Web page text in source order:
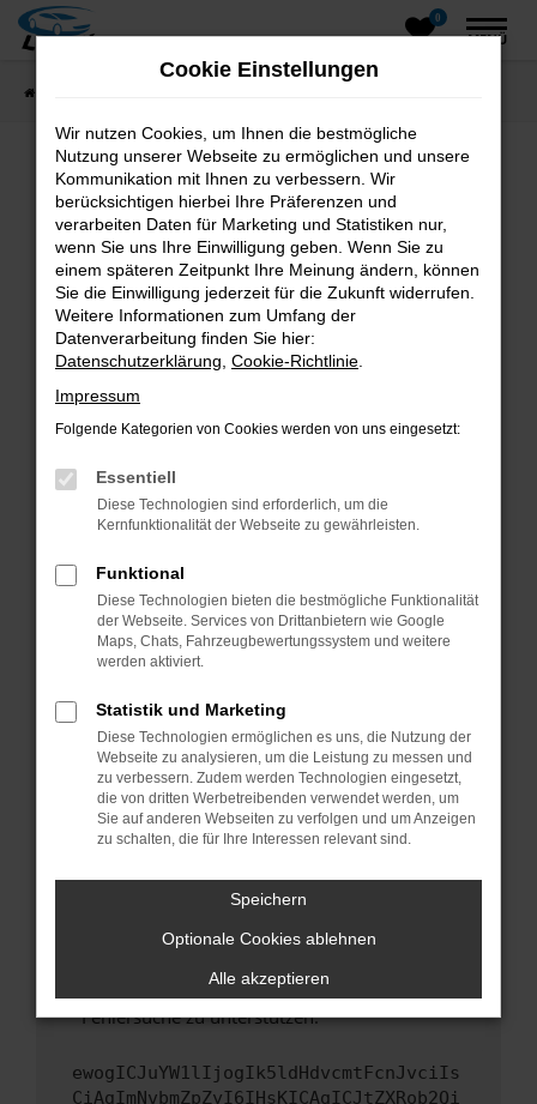
Zum
0
MENÜ
Fehler: Network Error
Beim Laden ist ein Fehler aufgetreten.
Hier sind ein paar Tipps, die dir helfen können:
Überprüfe deine Firewall und deine
Internetverbindung.
Laden andere Webseiten, zum Beispiel deine
Suchmaschine?
Prüfe deine Browsererweiterungen.
können das Laden bestimmter Seiten
verhindern. Funktioniert die Seite in einem
Fenster?
Starte dein Gerät neu.
Das kann manchmal helfen, vorübergehende
Probleme zu beheben.
Betriebssystem auf dem neuesten Stand
sind.
Veraltete Software birgt nicht nur ein
Sicherheitsrisiko, sondern kann auch dazu
führen, dass bestimmte Funktionen nicht mehr
unterstützt werden.
Wende dich an den Webseitenbetreiber.
Wenn du alle oben genannten Schritte versucht
hast, kontaktiere uns bitte. Wir werden
uns diesen Text schicken, um uns bei der
Fehlersuche zu unterstützen:
ewogICJuYW1lIjogIk5ldHdvcmtFcnJvciIs
CiAgImNvbmZpZyI6IHsKICAgICJtZXRob2Qi
Cookie Einstellungen
Wir nutzen Cookies, um Ihnen die bestmögliche
Nutzung unserer Webseite zu ermöglichen und unsere
Kommunikation mit Ihnen zu verbessern. Wir
berücksichtigen hierbei Ihre Präferenzen und
verarbeiten Daten für Marketing und Statistiken nur,
wenn Sie uns Ihre Einwilligung geben. Wenn Sie zu
einem späteren Zeitpunkt Ihre Meinung ändern, können
Sie die Einwilligung jederzeit für die Zukunft widerrufen.
Weitere Informationen zum Umfang der
Datenverarbeitung finden Sie hier:
Datenschutzerklärung Cookie-Richtlinie
Impressum
Folgende Kategorien von Cookies werden von uns eingesetzt:
Essentiell
Diese Technologien sind erforderlich, um die
Kernfunktionalität der Webseite zu gewährleisten.
Funktional
Diese Technologien bieten die bestmögliche Funktionalität
der Webseite. Services von Drittanbietern wie Google
Maps, Chats, Fahrzeugbewertungssystem und weitere
werden aktiviert.
Statistik und Marketing
Diese Technologien ermöglichen es uns, die Nutzung der
Webseite zu analysieren, um die Leistung zu messen und
zu verbessern. Zudem werden Technologien eingesetzt,
die von dritten Werbetreibenden verwendet werden, um
Sie auf anderen Webseiten zu verfolgen und um Anzeigen
zu schalten, die für Ihre Interessen relevant sind.
Speichern
Optionale Cookies ablehnen
Alle akzeptieren